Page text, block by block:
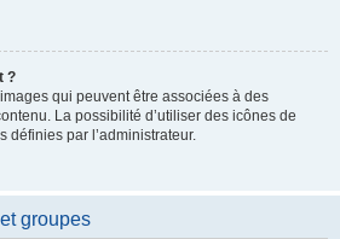
?
qui peuvent être associées à des
La possibilité d’utiliser des icônes de
définies par l’administrateur.
groupes